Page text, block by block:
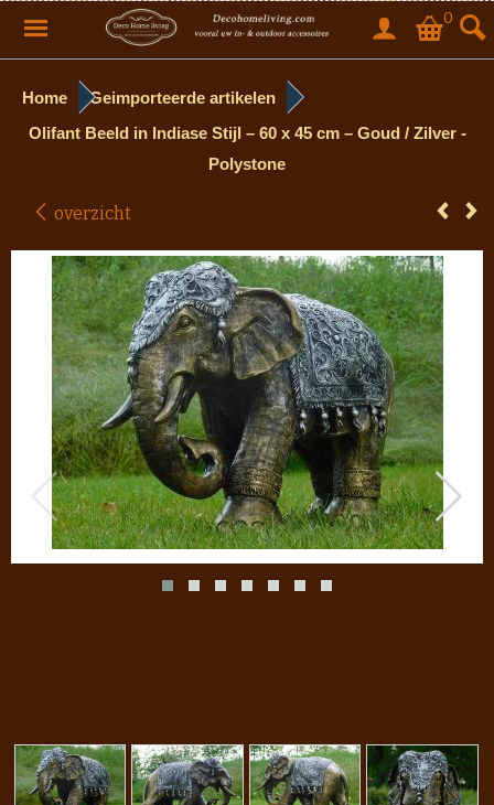
0
Home
Geimporteerde artikelen
Olifant Beeld in Indiase Stijl – 60 x 45 cm – Goud / Zilver -
Polystone
overzicht